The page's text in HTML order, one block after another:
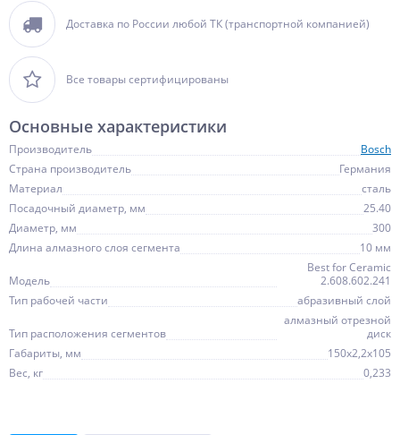
Доставка по России любой ТК (транспортной компанией)
Все товары сертифицированы
Основные характеристики
Производитель
Bosch
Страна производитель
Германия
Материал
сталь
Посадочный диаметр, мм
25.40
Диаметр, мм
300
Длина алмазного слоя сегмента
10 мм
Модель
Best for Ceramic
2.608.602.241
Тип рабочей части
абразивный слой
Тип расположения сегментов
алмазный отрезной
диск
Габариты, мм
150х2,2х105
Вес, кг
0,233